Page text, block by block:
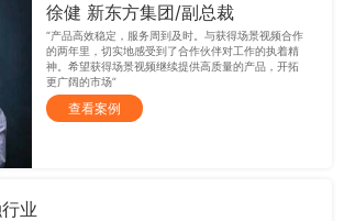
徐健 新东方集团/副总裁
“产品高效稳定，服务周到及时。与获得场景视频合作
的两年里，切实地感受到了合作伙伴对工作的执着精
神。希望获得场景视频继续提供高质量的产品，开拓
更广阔的市场”
查看案例
业